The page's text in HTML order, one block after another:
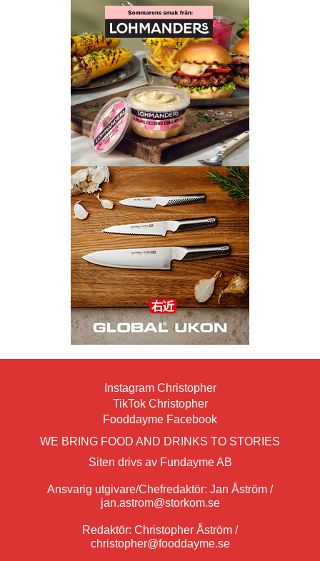
Instagram Christopher
TikTok Christopher
Fooddayme Facebook
WE BRING FOOD AND DRINKS TO STORIES
Siten drivs av Fundayme AB
Ansvarig utgivare/Chefredaktör: Jan Åström /
jan.astrom@storkom.se
Redaktör: Christopher Åström /
christopher@fooddayme.se